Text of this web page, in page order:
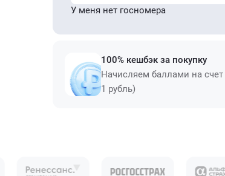
У меня нет госномера
100% кешбэк за покупку
Начисляем баллами на счет
1 рубль)